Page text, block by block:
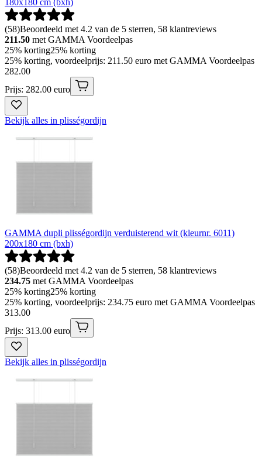
(58)Beoordeeld met 4.2 van de 5 sterren, 58 klantreviews
211.50 met GAMMA Voordeelpas
25% korting25% korting
25% korting, voordeelprijs: 211.50 euro met GAMMA Voordeelpas
282.00
Prijs: 282.00 euro
Bekijk alles in plisségordijn
GAMMA dupli plisségordijn verduisterend wit (kleurnr. 6011)
200x180 cm (bxh)
(58)Beoordeeld met 4.2 van de 5 sterren, 58 klantreviews
234.75 met GAMMA Voordeelpas
25% korting25% korting
25% korting, voordeelprijs: 234.75 euro met GAMMA Voordeelpas
313.00
Prijs: 313.00 euro
Bekijk alles in plisségordijn